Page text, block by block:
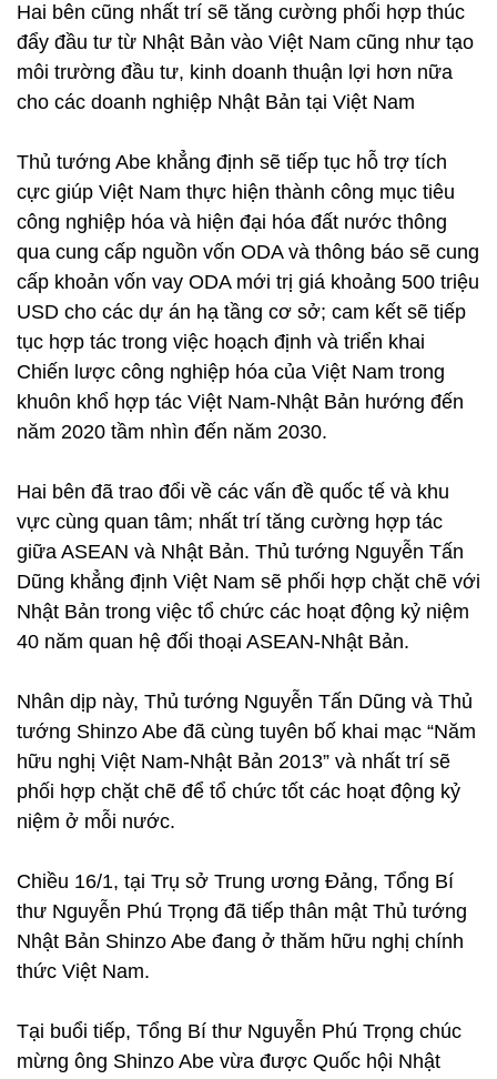
Hai bên cũng nhất trí sẽ tăng cường phối hợp thúc
đẩy đầu tư từ Nhật Bản vào Việt Nam cũng như tạo
môi trường đầu tư, kinh doanh thuận lợi hơn nữa
cho các doanh nghiệp Nhật Bản tại Việt Nam
Thủ tướng Abe khẳng định sẽ tiếp tục hỗ trợ tích
cực giúp Việt Nam thực hiện thành công mục tiêu
công nghiệp hóa và hiện đại hóa đất nước thông
qua cung cấp nguồn vốn ODA và thông báo sẽ cung
cấp khoản vốn vay ODA mới trị giá khoảng 500 triệu
USD cho các dự án hạ tầng cơ sở; cam kết sẽ tiếp
tục hợp tác trong việc hoạch định và triển khai
Chiến lược công nghiệp hóa của Việt Nam trong
khuôn khổ hợp tác Việt Nam-Nhật Bản hướng đến
năm 2020 tầm nhìn đến năm 2030.
Hai bên đã trao đổi về các vấn đề quốc tế và khu
vực cùng quan tâm; nhất trí tăng cường hợp tác
giữa ASEAN và Nhật Bản. Thủ tướng Nguyễn Tấn
Dũng khẳng định Việt Nam sẽ phối hợp chặt chẽ với
Nhật Bản trong việc tổ chức các hoạt động kỷ niệm
40 năm quan hệ đối thoại ASEAN-Nhật Bản.
Nhân dịp này, Thủ tướng Nguyễn Tấn Dũng và Thủ
tướng Shinzo Abe đã cùng tuyên bố khai mạc “Năm
hữu nghị Việt Nam-Nhật Bản 2013” và nhất trí sẽ
phối hợp chặt chẽ để tổ chức tốt các hoạt động kỷ
niệm ở mỗi nước.
Chiều 16/1, tại Trụ sở Trung ương Đảng, Tổng Bí
thư Nguyễn Phú Trọng đã tiếp thân mật Thủ tướng
Nhật Bản Shinzo Abe đang ở thăm hữu nghị chính
thức Việt Nam.
Tại buổi tiếp, Tổng Bí thư Nguyễn Phú Trọng chúc
mừng ông Shinzo Abe vừa được Quốc hội Nhật